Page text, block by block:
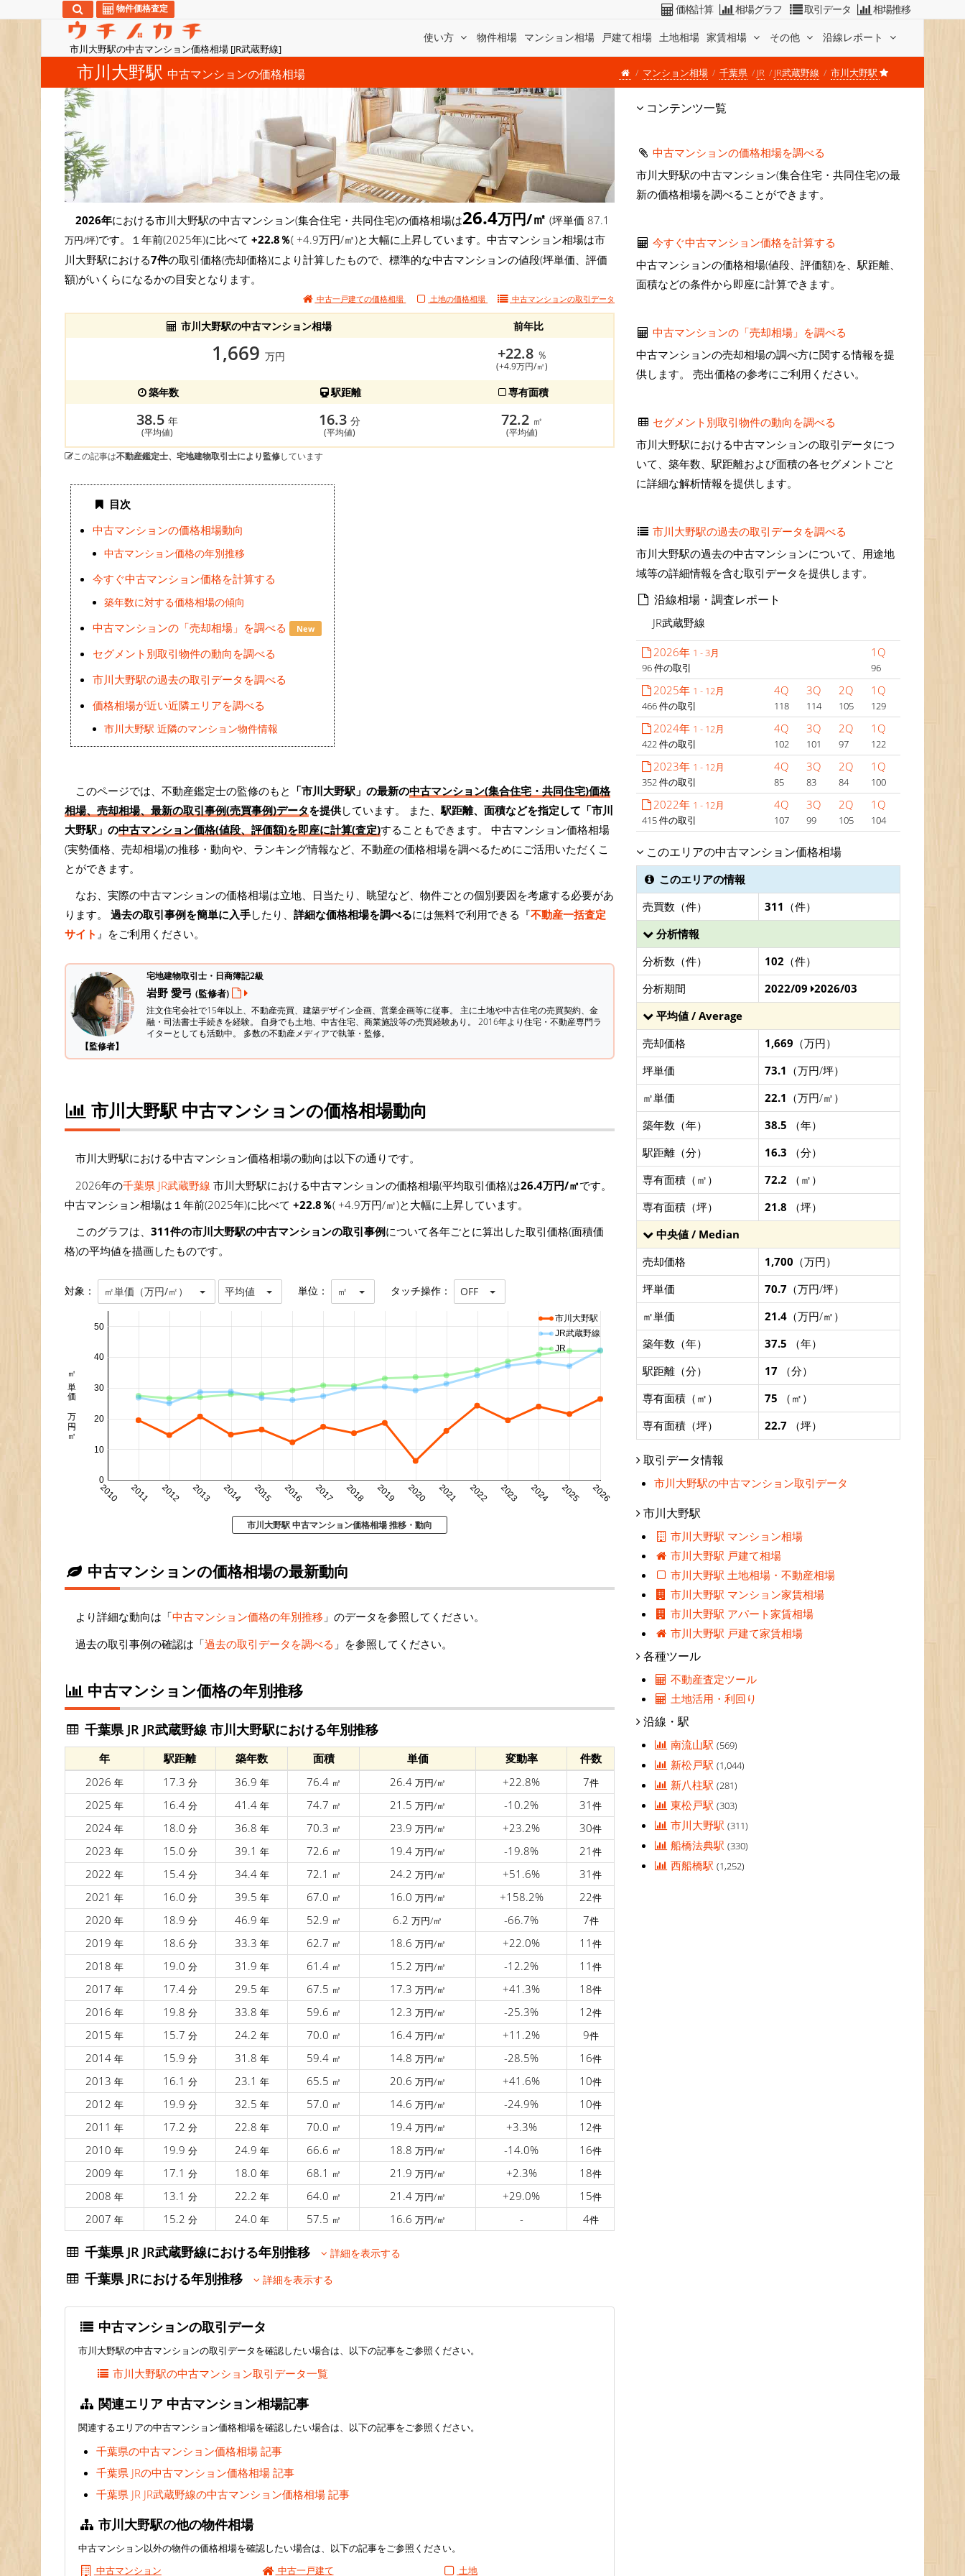
市川大野駅の中古マンション価格相場 [JR武蔵野線]
使い方 物件相場 マンション相場 戸建て相場 土地相場 家賃相場 その他 沿線レポート
物件価格査定 価格計算 相場グラフ 取引データ 相場推移
市川大野駅 中古マンションの価格相場 マンション相場 千葉県 JR JR武蔵野線 市川大野駅
2026年における市川大野駅の中古マンション(集合住宅・共同住宅)の価格相場は26.4万円/㎡ (坪単価 87.1
万円/坪)です。１年前(2025年)に比べて +22.8％( +4.9万円/㎡)と大幅に上昇しています。中古マンション相場は市
川大野駅における7件の取引価格(売却価格)により計算したもので、標準的な中古マンションの値段(坪単価、評価
額)がいくらになるかの目安となります。
中古一戸建ての価格相場 土地の価格相場 中古マンションの取引データ
市川大野駅の中古マンション相場 前年比
1,669 万円 +22.8 ％
(+4.9万円/㎡)
築年数 駅距離 専有面積
38.5 年
(平均値)
16.3 分
(平均値)
72.2 ㎡
(平均値)
この記事は不動産鑑定士、宅地建物取引士により監修しています
目次
中古マンションの価格相場動向
中古マンション価格の年別推移
今すぐ中古マンション価格を計算する
築年数に対する価格相場の傾向
中古マンションの「売却相場」を調べる New
セグメント別取引物件の動向を調べる
市川大野駅の過去の取引データを調べる
価格相場が近い近隣エリアを調べる
市川大野駅 近隣のマンション物件情報
このページでは、不動産鑑定士の監修のもと 「市川大野駅」の最新の中古マンション(集合住宅・共同住宅)価格
相場、売却相場、最新の取引事例(売買事例)データを提供しています。 また、 駅距離、面積などを指定して「市川
大野駅」の中古マンション価格(値段、評価額)を即座に計算(査定)することもできます。 中古マンション価格相場
(実勢価格、売却相場)の推移・動向や、ランキング情報など、不動産の価格相場を調べるためにご活用いただくこ
とができます。
なお、実際の中古マンションの価格相場は立地、日当たり、眺望など、物件ごとの個別要因を考慮する必要があ
ります。 過去の取引事例を簡単に入手したり、 詳細な価格相場を調べるには無料で利用できる『不動産一括査定
サイト 』をご利用ください。
【監修者】
宅地建物取引士・日商簿記2級
岩野 愛弓 (監修者)
注文住宅会社で15年以上、不動産売買、建築デザイン企画、営業企画等に従事。 主に土地や中古住宅の売買契約、金
融・司法書士手続きを経験。 自身でも土地、中古住宅、商業施設等の売買経験あり。 2016年より住宅・不動産専門ラ
イターとしても活動中。 多数の不動産メディアで執筆・監修。
市川大野駅 中古マンションの価格相場動向
市川大野駅における中古マンション価格相場の動向は以下の通りです。
2026年の千葉県 JR武蔵野線 市川大野駅における中古マンションの価格相場(平均取引価格)は26.4万円/㎡です。
中古マンション相場は１年前(2025年)に比べて +22.8％( +4.9万円/㎡)と大幅に上昇しています。
このグラフは、 311件の市川大野駅の中古マンションの取引事例について各年ごとに算出した取引価格(面積価
格)の平均値を描画したものです。
対象： ㎡単価（万円/㎡） 平均値 単位： ㎡ タッチ操作： OFF
2010 2011 2012 2013 2014 2015 2016 2017 2018 2019 2020 2021 2022 2023 2024 2025 2026
0
10
20
30
40
50
㎡単価 万円/㎡
市川大野駅
JR武蔵野線
JR
市川大野駅 中古マンション価格相場 推移・動向
中古マンションの価格相場の最新動向
より詳細な動向は「中古マンション価格の年別推移 」のデータを参照してください。
過去の取引事例の確認は「過去の取引データを調べる 」を参照してください。
中古マンション価格の年別推移
千葉県 JR JR武蔵野線 市川大野駅における年別推移
年 駅距離 築年数 面積 単価 変動率
件数
2026 年 17.3 分 36.9 年 76.4 ㎡ 26.4 万円/㎡ +22.8% 7件
2025 年 16.4 分 41.4 年 74.7 ㎡ 21.5 万円/㎡ -10.2% 31 件
2024 年 18.0 分 36.8 年 70.3 ㎡ 23.9 万円/㎡ +23.2% 30件
2023 年 15.0 分 39.1 年 72.6 ㎡ 19.4 万円/㎡ -19.8% 21 件
2022 年 15.4 分 34.4 年 72.1 ㎡ 24.2 万円/㎡ +51.6% 31 件
2021 年 16.0 分 39.5 年 67.0 ㎡ 16.0 万円/㎡ +158.2% 22件
2020 年 18.9 分 46.9 年 52.9 ㎡ 6.2 万円/㎡ -66.7% 7件
2019 年 18.6 分 33.3 年 62.7 ㎡ 18.6 万円/㎡ +22.0% 11 件
2018 年 19.0 分 31.9 年 61.4 ㎡ 15.2 万円/㎡ -12.2% 11 件
2017 年 17.4 分 29.5 年 67.5 ㎡ 17.3 万円/㎡ +41.3% 18件
2016 年 19.8 分 33.8 年 59.6 ㎡ 12.3 万円/㎡ -25.3% 12件
2015 年 15.7 分 24.2 年 70.0 ㎡ 16.4 万円/㎡ +11.2% 9件
2014 年 15.9 分 31.8 年 59.4 ㎡ 14.8 万円/㎡ -28.5% 16件
2013 年 16.1 分 23.1 年 65.5 ㎡ 20.6 万円/㎡ +41.6% 10件
2012 年 19.9 分 32.5 年 57.0 ㎡ 14.6 万円/㎡ -24.9% 10件
2011 年 17.2 分 22.8 年 70.0 ㎡ 19.4 万円/㎡ +3.3% 12件
2010 年 19.9 分 24.9 年 66.6 ㎡ 18.8 万円/㎡ -14.0% 16件
2009 年 17.1 分 18.0 年 68.1 ㎡ 21.9 万円/㎡ +2.3% 18件
2008 年 13.1 分 22.2 年 64.0 ㎡ 21.4 万円/㎡ +29.0% 15件
2007 年 15.2 分 24.0 年 57.5 ㎡ 16.6 万円/㎡ - 4件
千葉県 JR JR武蔵野線における年別推移 詳細を表示する
千葉県 JRにおける年別推移 詳細を表示する
中古マンションの取引データ
市川大野駅の中古マンションの取引データを確認したい場合は、以下の記事をご参照ください。
市川大野駅の中古マンション取引データ一覧
関連エリア 中古マンション相場記事
関連するエリアの中古マンション価格相場を確認したい場合は、以下の記事をご参照ください。
千葉県の中古マンション価格相場 記事
千葉県 JRの中古マンション価格相場 記事
千葉県 JR JR武蔵野線の中古マンション価格相場 記事
市川大野駅の他の物件相場
中古マンション以外の物件の価格相場を確認したい場合は、以下の記事をご参照ください。
中古マンション
中古一戸建て 土地
コンテンツ一覧
中古マンションの価格相場を調べる
市川大野駅の中古マンション(集合住宅・共同住宅)の最
新の価格相場を調べることができます。
今すぐ中古マンション価格を計算する
中古マンションの価格相場(値段、評価額)を、駅距離、
面積などの条件から即座に計算できます。
中古マンションの「売却相場」を調べる
中古マンションの売却相場の調べ方に関する情報を提
供します。 売出価格の参考にご利用ください。
セグメント別取引物件の動向を調べる
市川大野駅における中古マンションの取引データにつ
いて、築年数、駅距離および面積の各セグメントごと
に詳細な解析情報を提供します。
市川大野駅の過去の取引データを調べる
市川大野駅の過去の中古マンションについて、用途地
域等の詳細情報を含む取引データを提供します。
沿線相場・調査レポート
JR武蔵野線
2026年 1 - 3月
96 件の取引
1Q
96
2025年 1 - 12月
466 件の取引
4Q
118
3Q
114
2Q
105
1Q
129
2024年 1 - 12月
422 件の取引
4Q
102
3Q
101
2Q
97
1Q
122
2023年 1 - 12月
352 件の取引
4Q
85
3Q
83
2Q
84
1Q
100
2022年 1 - 12月
415 件の取引
4Q
107
3Q
99
2Q
105
1Q
104
このエリアの中古マンション価格相場
このエリアの情報
売買数（件）
311 （件）
分析情報
分析数（件）
102 （件）
分析期間
2022/09 2026/03
平均値 / Average
売却価格
1,669 （万円）
坪単価
73.1 （万円/坪）
㎡単価
22.1 （万円/㎡）
築年数（年）
38.5 （年）
駅距離（分）
16.3 （分）
専有面積（㎡）
72.2 （㎡）
専有面積（坪）
21.8 （坪）
中央値 / Median
売却価格
1,700 （万円）
坪単価
70.7 （万円/坪）
㎡単価
21.4 （万円/㎡）
築年数（年）
37.5 （年）
駅距離（分）
17 （分）
専有面積（㎡）
75 （㎡）
専有面積（坪）
22.7 （坪）
取引データ情報
市川大野駅の中古マンション取引データ
市川大野駅
市川大野駅 マンション相場
市川大野駅 戸建て相場
市川大野駅 土地相場・不動産相場
市川大野駅 マンション家賃相場
市川大野駅 アパート家賃相場
市川大野駅 戸建て家賃相場
各種ツール
不動産査定ツール
土地活用・利回り
沿線・駅
南流山駅(569)
新松戸駅(1,044)
新八柱駅(281)
東松戸駅(303)
市川大野駅(311)
船橋法典駅(330)
西船橋駅(1,252)